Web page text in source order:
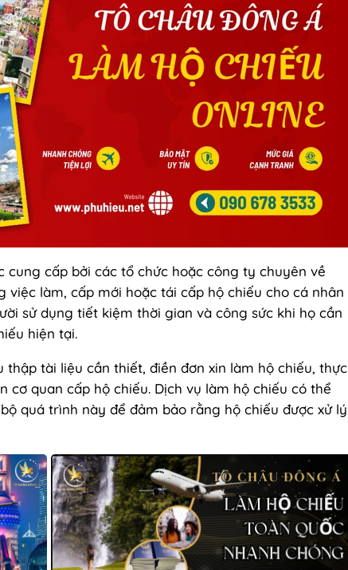
cung cấp bởi các tổ chức hoặc công ty chuyên về
làm, cấp mới hoặc tái cấp hộ chiếu cho cá nhân
sử dụng tiết kiệm thời gian và công sức khi họ cần
hiện tại.
tài liệu cần thiết, điền đơn xin làm hộ chiếu, thực
cơ quan cấp hộ chiếu. Dịch vụ làm hộ chiếu có thể
quá trình này để đảm bảo rằng hộ chiếu được xử lý